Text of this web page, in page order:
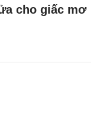
cho giấc mơ